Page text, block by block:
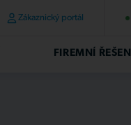
Zákaznický portál
FIREMNÍ